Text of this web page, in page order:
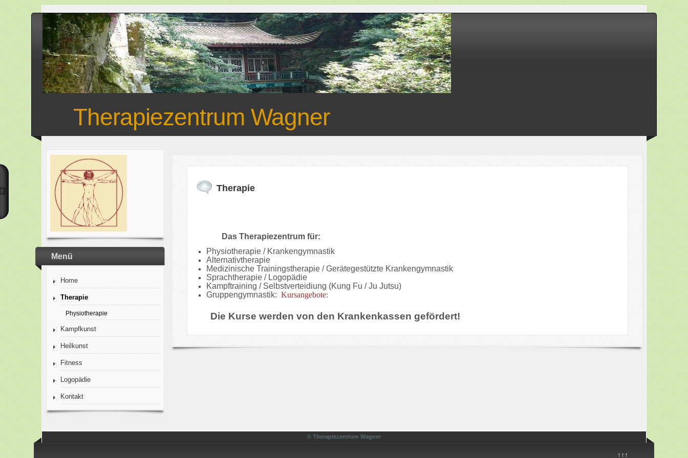
Therapiezentrum Wagner
Menü
Home
Therapie
Physiotherapie
Kampfkunst
Heilkunst
Fitness
Logopädie
Kontakt
Therapie
Das Therapiezentrum für:
Physiotherapie / Krankengymnastik
Alternativtherapie
Medizinische Trainingstherapie / Gerätegestützte Krankengymnastik
Sprachtherapie / Logopädie
Kampftraining / Selbstverteidiung (Kung Fu / Ju Jutsu)
Gruppengymnastik: Kursangebote:
Die Kurse werden von den Krankenkassen gefördert!
© Therapiezentrum Wagner
↑↑↑